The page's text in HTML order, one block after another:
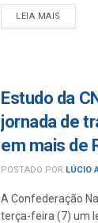
LEIA MAIS
Estudo da
jornada de
em mais de
POSTADO POR LÚCIO
A Confederação
terça-feira (7) um